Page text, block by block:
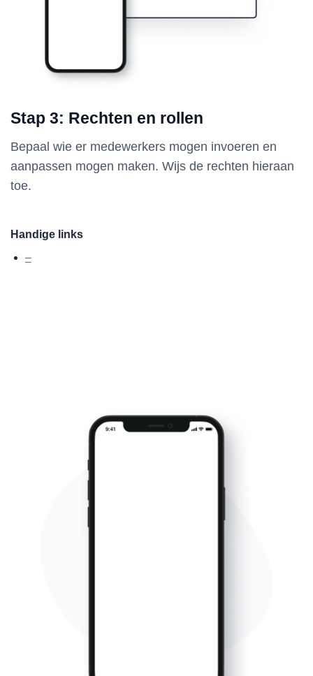
Stap 3: Rechten en rollen
Bepaal wie er medewerkers mogen invoeren en
aanpassen mogen maken. Wijs de rechten hieraan
toe.
Handige links
–